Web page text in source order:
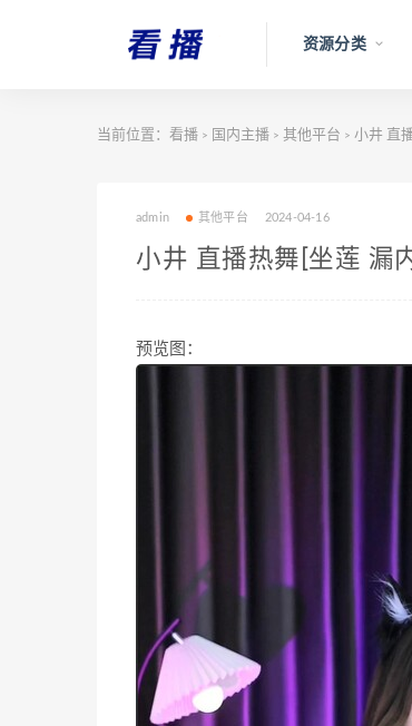
资源分类
当前位置： 看播 > 国内主播 > 其他平台 > 小井 直
admin 其他平台 2024-04-16
小井 直播热舞[坐莲 漏
预览图：